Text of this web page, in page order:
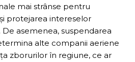
mai strânse pentru
protejarea intereselor
asemenea, suspendarea
alte companii aeriene
zborurilor în regiune, ce ar